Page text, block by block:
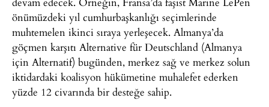
önümüzdeki yıl cumhurbaşkanlığı seçimlerinde
muhtemelen ikinci sıraya yerleşecek. Almanya’da
göçmen karşıtı Alternative für Deutschland (Almanya
için Alternatif) bugünden, merkez sağ ve merkez solun
iktidardaki koalisyon hükümetine muhalefet ederken
yüzde 12 civarında bir desteğe sahip.